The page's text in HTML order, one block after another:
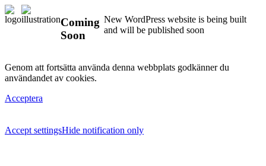
Coming
Soon
New WordPress website is being built
and will be published soon
Genom att fortsätta använda denna webbplats godkänner du
användandet av cookies.
Acceptera
Accept settingsHide notification only